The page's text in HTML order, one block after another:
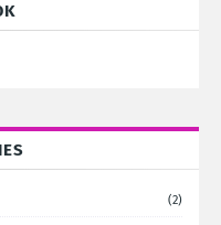
(2)